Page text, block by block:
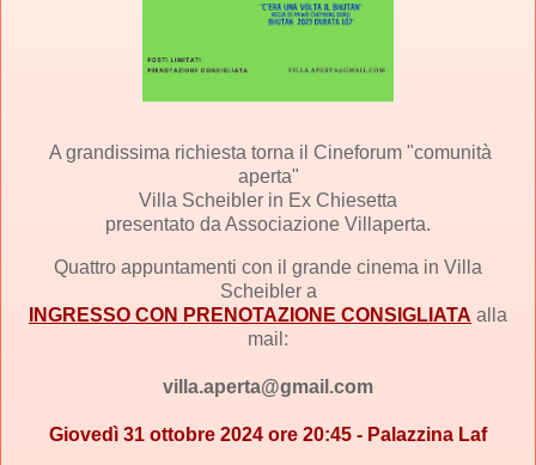
A grandissima richiesta torna il Cineforum "comunità
aperta"
Villa Scheibler in Ex Chiesetta
presentato da Associazione Villaperta.
Quattro appuntamenti con il grande cinema in Villa
Scheibler a
INGRESSO CON PRENOTAZIONE CONSIGLIATA alla
mail:
villa.aperta@gmail.com
Giovedì 31 ottobre 2024 ore 20:45 - Palazzina Laf